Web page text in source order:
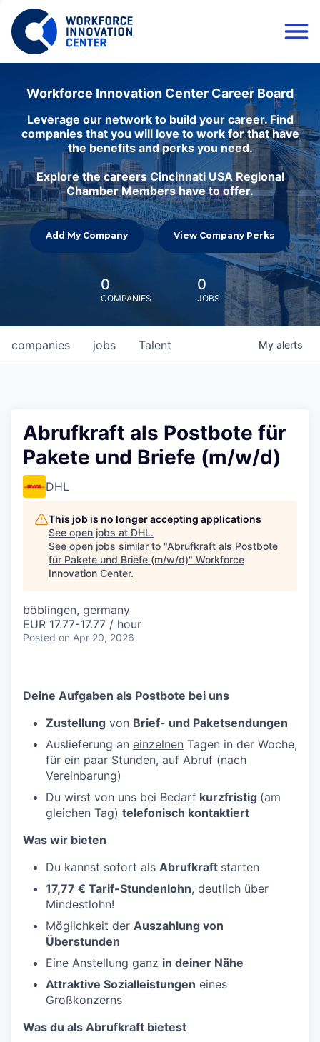
Workforce Innovation Center Career Board
Leverage our network to build your career. Find
companies that you will love to work for that have
the benefits and perks you need.
Explore the careers Cincinnati USA Regional
Chamber Members have to offer.
Add My Company View Company Perks
0
COMPANIES
0
JOBS
jobs
companies Talent My alerts
Abrufkraft als Postbote für
Pakete und Briefe (m/w/d)
DHL
This job is no longer accepting applications
See open jobs at DHL.
See open jobs similar to "Abrufkraft als Postbote
für Pakete und Briefe (m/w/d)" Workforce
Innovation Center.
böblingen, germany
EUR 17.77-17.77 / hour
Posted on Apr 20, 2026
Deine Aufgaben als Postbote bei uns
Zustellung von Brief- und Paketsendungen
Auslieferung an einzelnen Tagen in der Woche,
für ein paar Stunden, auf Abruf (nach
Vereinbarung)
Du wirst von uns bei Bedarf kurzfristig (am
gleichen Tag) telefonisch kontaktiert
Was wir bieten
Du kannst sofort als Abrufkraft starten
17,77 € Tarif-Stundenlohn, deutlich über
Mindestlohn!
Möglichkeit der Auszahlung von
Überstunden
Eine Anstellung ganz in deiner Nähe
Attraktive Sozialleistungen eines
Großkonzerns
Was du als Abrufkraft bietest